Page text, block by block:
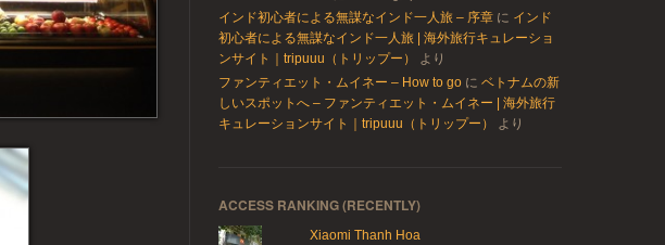
インド初心者による無謀なインド一人旅 – 序章 に インド
初心者による無謀なインド一人旅 | 海外旅行キュレーショ
ンサイト｜tripuuu（トリップー）
より
ファンティエット・ムイネー – How to go にベトナムの新
しいスポットへ – ファンティエット・ムイネー | 海外旅行
キュレーションサイト｜tripuuu（トリップー）
より
ACCESS RANKING (RECENTLY)
Xiaomi Thanh Hoa